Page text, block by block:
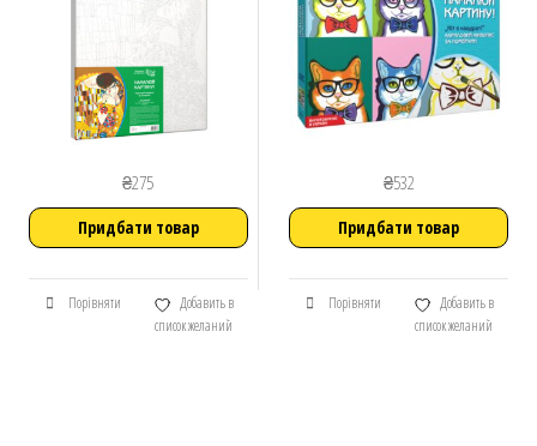
₴275
Придбати товар
Порівняти
Добавить в
список желаний
₴532
Придбати товар
Порівняти
Добавить в
список желаний